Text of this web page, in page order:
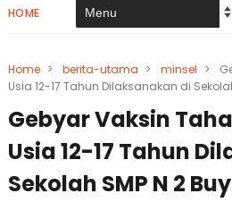
HOME
Home > berita-utama > minsel >
Usia 12-17 Tahun Dilaksanakan di
Gebyar Vaksin
Usia 12-17 Tahun
Sekolah SMP N 2